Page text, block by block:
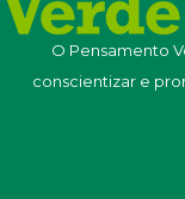
O Pensamento
conscientizar e